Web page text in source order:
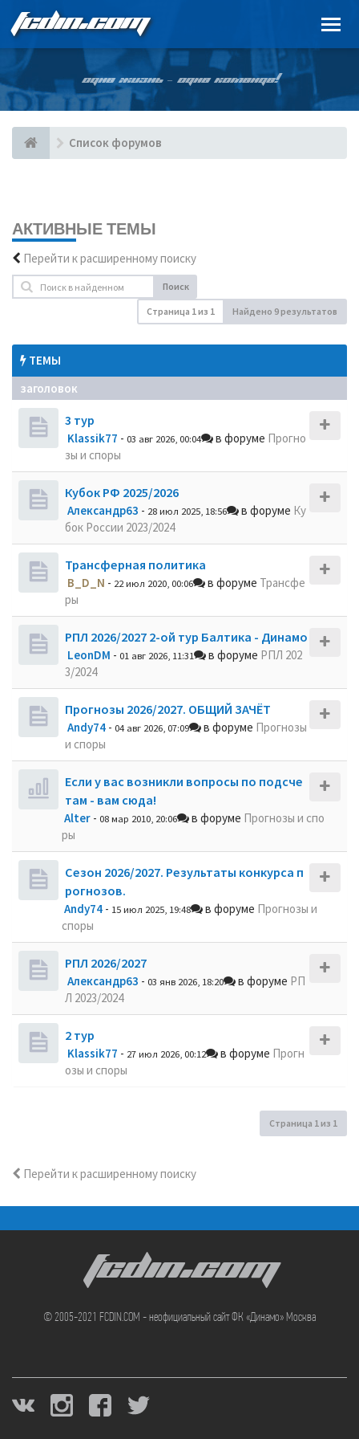
FCDIN.COM
ОДНА ЖИЗНЬ – ОДНА КОМАНДА!
Список форумов
АКТИВНЫЕ ТЕМЫ
Перейти к расширенному поиску
Поиск
Страница 1из 1 Найдено 9 результатов
ТЕМЫ
заголовок
3 тур
Klassik77 - 03 авг 2026, 00:04 в форуме Прогно
зы и споры
Кубок РФ 2025/2026
Александр63 - 28 июл 2025, 18:56 в форуме Ку
бок России 2023/2024
Трансферная политика
B_D_N - 22 июл 2020, 00:06 в форуме Трансфе
ры
РПЛ 2026/2027 2-ой тур Балтика - Динамо
LeonDM - 01 авг 2026, 11:31 в форуме РПЛ 202
3/2024
Прогнозы 2026/2027. ОБЩИЙ ЗАЧЁТ
Andy74 - 04 авг 2026, 07:09 в форуме Прогнозы
и споры
Если у вас возникли вопросы по подсче
там - вам сюда!
Alter - 08 мар 2010, 20:06 в форуме Прогнозы и спо
ры
Сезон 2026/2027. Результаты конкурса п
рогнозов.
Andy74 - 15 июл 2025, 19:48 в форуме Прогнозы и
споры
РПЛ 2026/2027
Александр63 - 03 янв 2026, 18:20 в форуме РП
Л 2023/2024
2 тур
Klassik77 - 27 июл 2026, 00:12 в форуме Прогн
озы и споры
Страница 1из 1
Перейти к расширенному поиску
FCDIN.COM
© 2005-2021 FCDIN.COM - неофициальный сайт ФК «Динамо» Москва